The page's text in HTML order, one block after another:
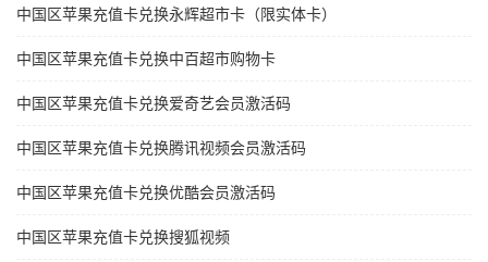
中国区苹果充值卡兑换永辉超市卡（限实体卡）
中国区苹果充值卡兑换中百超市购物卡
中国区苹果充值卡兑换爱奇艺会员激活码
中国区苹果充值卡兑换腾讯视频会员激活码
中国区苹果充值卡兑换优酷会员激活码
中国区苹果充值卡兑换搜狐视频